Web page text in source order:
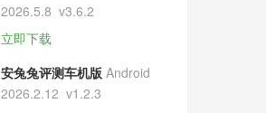
2026.5.8 v3.6.2
立即下载
安兔兔评测车机版 Android
2026.2.12 v1.2.3